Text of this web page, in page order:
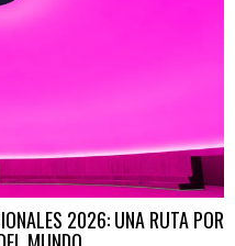
2026: UNA RUTA POR